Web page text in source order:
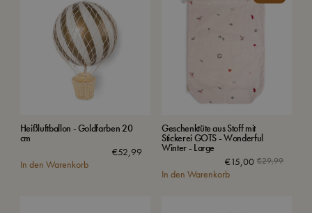
Heißluftballon - Goldfarben 20
cm
€52,99
In den Warenkorb
Geschenktüte aus Stoff mit
Stickerei GOTS - Wonderful
Winter - Large
€29,99
€15,00
In den Warenkorb